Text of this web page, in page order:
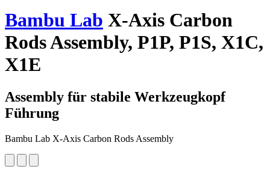
Bambu Lab X-Axis Carbon
Rods Assembly, P1P, P1S, X1C,
X1E
Assembly für stabile Werkzeugkopf
Führung
Bambu Lab X-Axis Carbon Rods Assembly